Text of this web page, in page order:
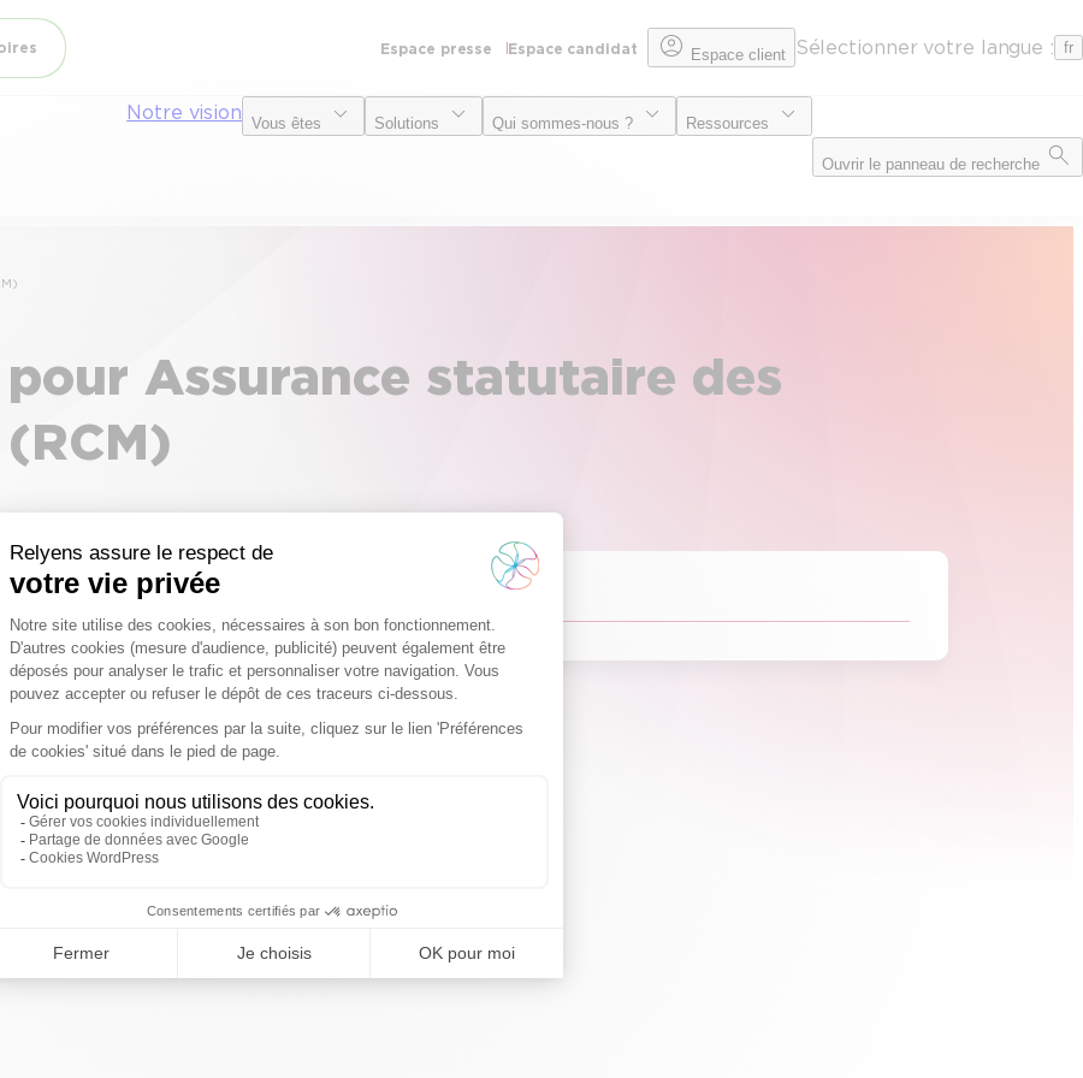
Espace presse Espace candidat Espace client Sélectionner votre langue : fr
Notre vision Vous êtes Solutions Qui sommes-nous ? Ressources
Ouvrir le panneau de recherche
Assurance statutaire des